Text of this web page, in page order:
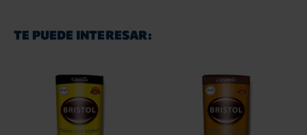
TE PUEDE INTERESAR: